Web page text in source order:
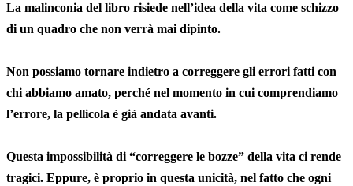
La malinconia del libro risiede nell’idea della vita come schizzo
di un quadro che non verrà mai dipinto.
Non possiamo tornare indietro a correggere gli errori fatti con
chi abbiamo amato, perché nel momento in cui comprendiamo
l’errore, la pellicola è già andata avanti.
Questa impossibilità di “correggere le bozze” della vita ci rende
tragici. Eppure, è proprio in questa unicità, nel fatto che ogni